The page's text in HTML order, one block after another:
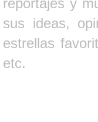
sus ideas,
estrellas
etc.